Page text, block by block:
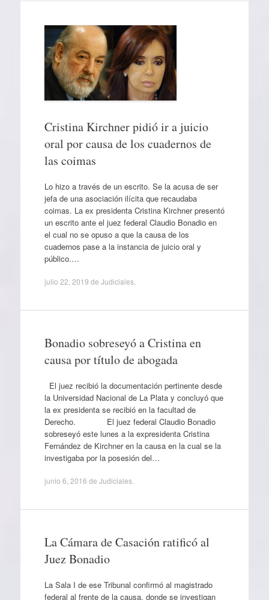
Cristina Kirchner pidió ir a juicio
oral por causa de los cuadernos de
las coimas
Lo hizo a través de un escrito. Se la acusa de ser
jefa de una asociación ilícita que recaudaba
coimas. La ex presidenta Cristina Kirchner presentó
un escrito ante el juez federal Claudio Bonadio en
el cual no se opuso a que la causa de los
cuadernos pase a la instancia de juicio oral y
público.…
julio 22, 2019 de Judiciales.
Bonadio sobreseyó a Cristina en
causa por título de abogada
El juez recibió la documentación pertinente desde
la Universidad Nacional de La Plata y concluyó que
la ex presidenta se recibió en la facultad de
Derecho. El juez federal Claudio Bonadio
sobreseyó este lunes a la expresidenta Cristina
Fernández de Kirchner en la causa en la cual se la
investigaba por la posesión del…
junio 6, 2016 de Judiciales.
La Cámara de Casación ratificó al
Juez Bonadio
La Sala I de ese Tribunal confirmó al magistrado
federal al frente de la causa, donde se investigan